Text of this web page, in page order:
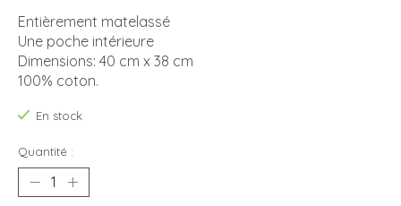
Entièrement matelassé
Une poche intérieure
Dimensions: 40 cm x 38 cm
100% coton.
En stock
Quantité :